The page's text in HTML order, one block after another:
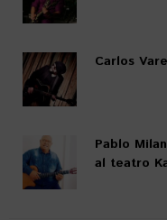
Carlos
Pablo
al teatro